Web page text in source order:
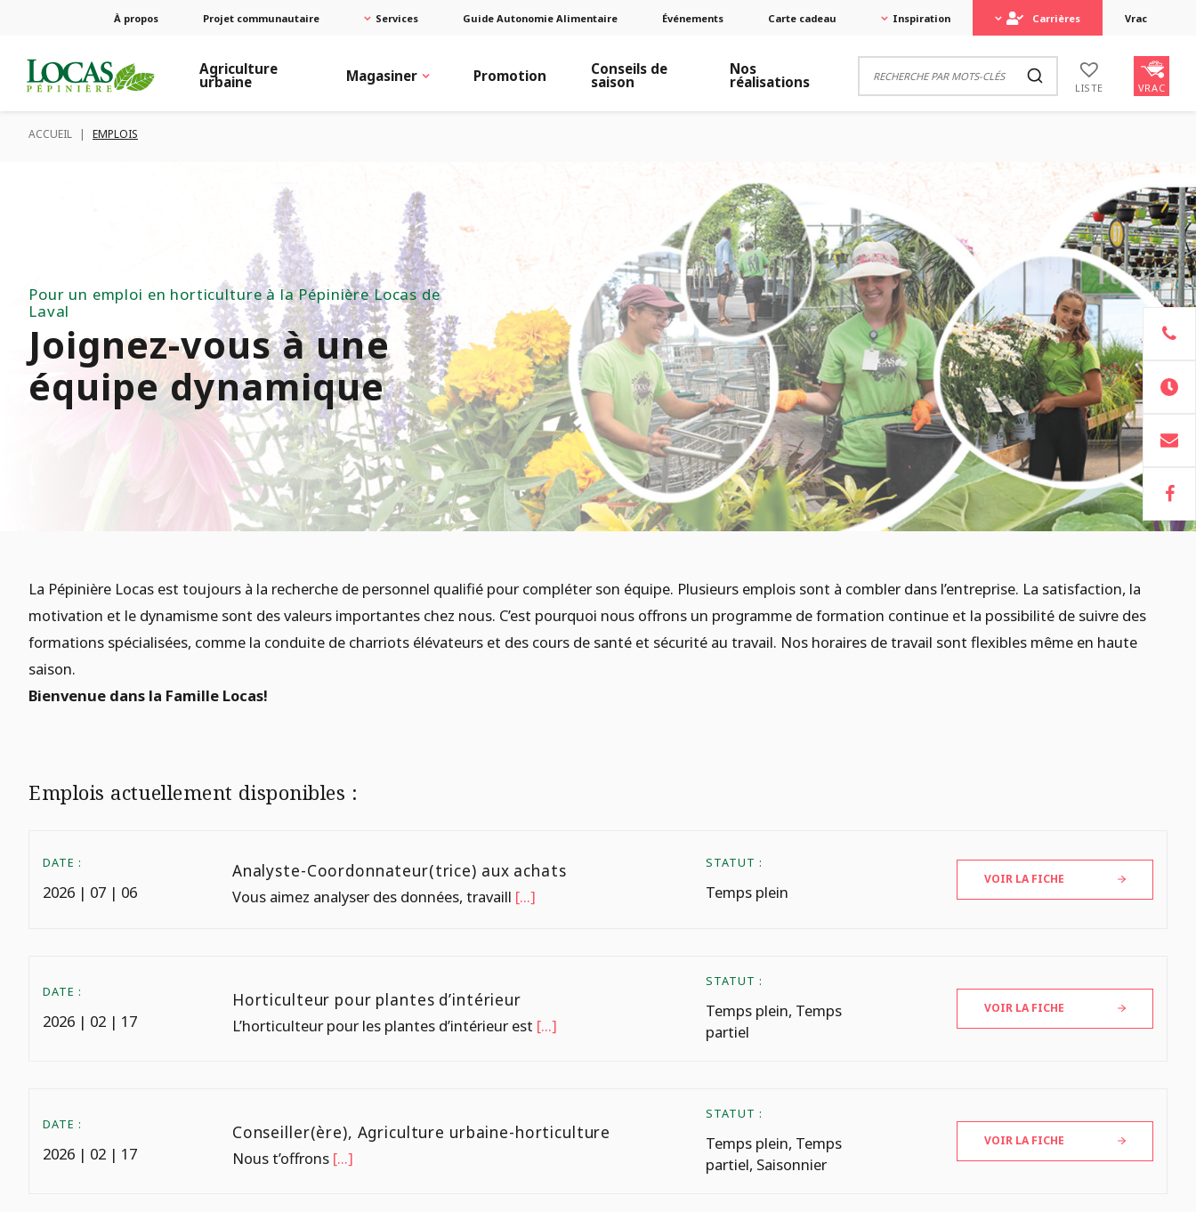
À propos Projet communautaire Services Guide Autonomie Alimentaire Événements Carte cadeau Inspiration Carrières Vrac
Agriculture
urbaine Magasiner Promotion Conseils de
saison
Nos
réalisations LISTE VRAC
ACCUEIL | EMPLOIS
Pour un emploi en horticulture à la Pépinière Locas de
Laval
Joignez-vous à une
équipe dynamique
La Pépinière Locas est toujours à la recherche de personnel qualifié pour compléter son équipe. Plusieurs emplois sont à combler dans l’entreprise. La satisfaction, la
motivation et le dynamisme sont des valeurs importantes chez nous. C’est pourquoi nous offrons un programme de formation continue et la possibilité de suivre des
formations spécialisées, comme la conduite de charriots élévateurs et des cours de santé et sécurité au travail. Nos horaires de travail sont flexibles même en haute
saison.
Bienvenue dans la Famille Locas!
Emplois actuellement disponibles :
DATE :
2026 | 02 | 17
Conseiller(ère), Agriculture urbaine-horticulture
Nous t’offrons[...]
STATUT :
Temps plein, Temps
partiel, Saisonnier
VOIR LA FICHE
DATE :
2026 | 02 | 17
Horticulteur pour plantes d’intérieur
L’horticulteur pour les plantes d’intérieur est [...]
STATUT :
Temps plein, Temps
partiel
VOIR LA FICHE
DATE :
2026 | 07 | 06
Analyste-Coordonnateur(trice) aux achats
Vous aimez analyser des données, travaill [...]
STATUT :
Temps plein
VOIR LA FICHE